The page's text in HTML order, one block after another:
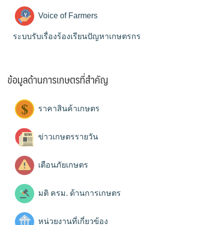
Voice of Farmers
ระบบรับเรื่องร้องเรียนปัญหาเกษตรกร
ข้อมูลด้านการเกษตรที่สำคัญ
ราคาสินค้าเกษตร
ข่าวเกษตรรายวัน
เตือนภัยเกษตร
มติ ครม. ด้านการเกษตร
หน่วยงานที่เกี่ยวข้อง